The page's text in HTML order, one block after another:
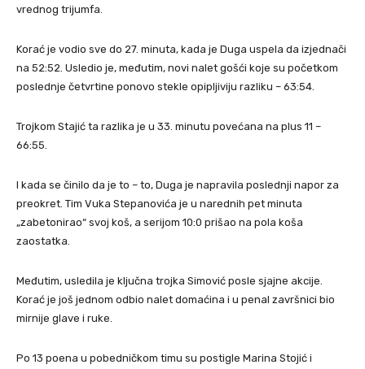
vrednog trijumfa.
Korać je vodio sve do 27. minuta, kada je Duga uspela da izjednači
na 52:52. Usledio je, međutim, novi nalet gošći koje su početkom
poslednje četvrtine ponovo stekle opipljiviju razliku – 63:54.
Trojkom Stajić ta razlika je u 33. minutu povećana na plus 11 –
66:55.
I kada se činilo da je to – to, Duga je napravila poslednji napor za
preokret. Tim Vuka Stepanovića je u narednih pet minuta
„zabetonirao“ svoj koš, a serijom 10:0 prišao na pola koša
zaostatka.
Međutim, usledila je ključna trojka Simović posle sjajne akcije.
Korać je još jednom odbio nalet domaćina i u penal završnici bio
mirnije glave i ruke.
Po 13 poena u pobedničkom timu su postigle Marina Stojić i